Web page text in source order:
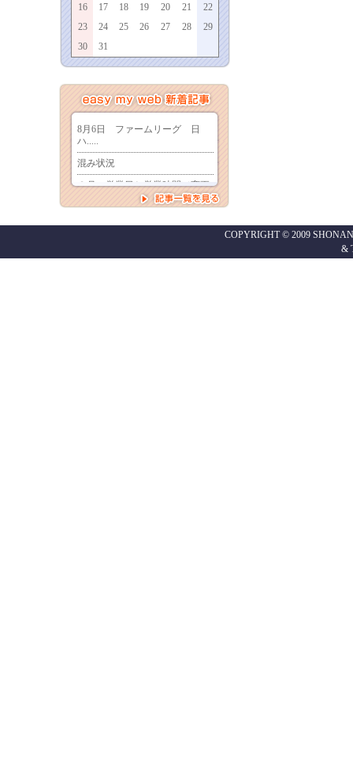
16
17 18 19 20 21
22
23
24 25 26 27 28
29
30
31
COPYRIGHT © 2009
&